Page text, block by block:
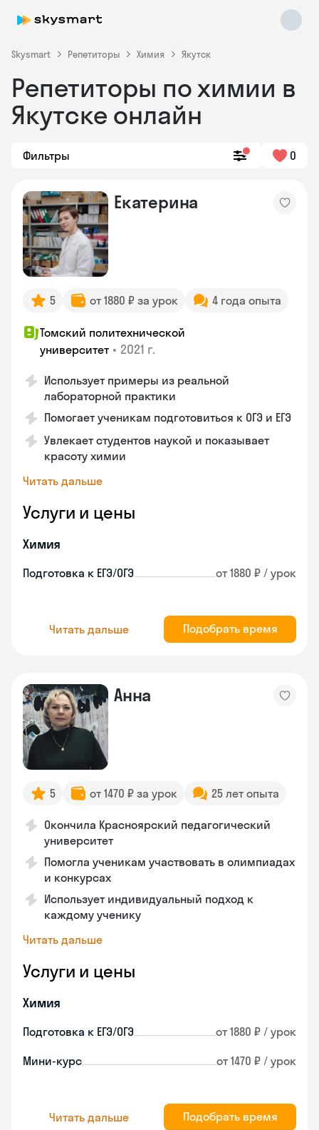
Skysmart Репетиторы Химия Якутск
Репетиторы по химии в
Якутске онлайн
Фильтры 0
Екатерина
5 от 1880 ₽ за урок 4 года опыта
Томский политехнической
университет • 2021 г.
Использует примеры из реальной
лабораторной практики
Помогает ученикам подготовиться к ОГЭ и ЕГЭ
Увлекает студентов наукой и показывает
красоту химии
Читать дальше
Услуги и цены
Химия
Подготовка к ЕГЭ/ОГЭ от 1880 ₽ / урок
Читать дальше Подобрать время
Анна
5 от 1470 ₽ за урок 25 лет опыта
Окончила Красноярский педагогический
университет
Помогла ученикам участвовать в олимпиадах
и конкурсах
Использует индивидуальный подход к
каждому ученику
Читать дальше
Услуги и цены
Химия
Подготовка к ЕГЭ/ОГЭ от 1880 ₽ / урок
Мини-курс от 1470 ₽ / урок
Читать дальше Подобрать время
online